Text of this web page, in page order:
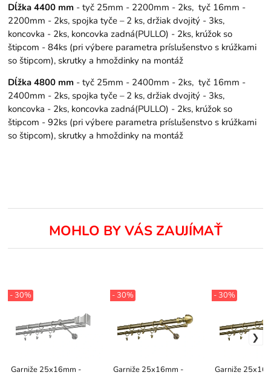
Dĺžka 4400 mm - tyč 25mm - 2200mm - 2ks, tyč 16mm -
2200mm - 2ks, spojka tyče – 2 ks, držiak dvojitý - 3ks,
koncovka - 2ks, koncovka zadná(PULLO) - 2ks, krúžok so
štipcom - 84ks (pri výbere parametra príslušenstvo s krúžkami
so štipcom), skrutky a hmoždinky na montáž
Dĺžka 4800 mm - tyč 25mm - 2400mm - 2ks, tyč 16mm -
2400mm - 2ks, spojka tyče – 2 ks, držiak dvojitý - 3ks,
koncovka - 2ks, koncovka zadná(PULLO) - 2ks, krúžok so
štipcom - 92ks (pri výbere parametra príslušenstvo s krúžkami
so štipcom), skrutky a hmoždinky na montáž
MOHLO BY VÁS ZAUJÍMAŤ
Garniže 25x16mm -
- 30%
Garniže 25x16mm -
- 30%
Garniže
- 30%